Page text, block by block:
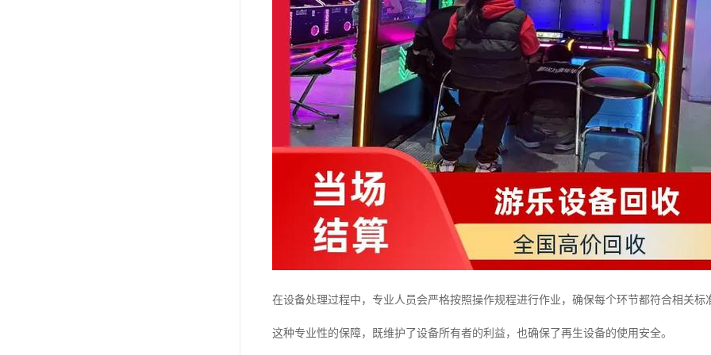
在设备处理过程中，专业人员会严格按照操作规程进行作业，确保每个环节都符合相关标
这种专业性的保障，既维护了设备所有者的利益，也确保了再生设备的使用安全。